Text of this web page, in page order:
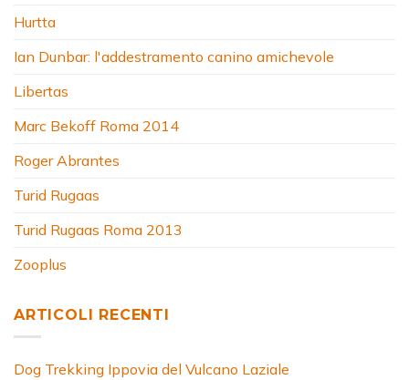
Hurtta
Ian Dunbar: l'addestramento canino amichevole
Libertas
Marc Bekoff Roma 2014
Roger Abrantes
Turid Rugaas
Turid Rugaas Roma 2013
Zooplus
ARTICOLI RECENTI
Dog Trekking Ippovia del Vulcano Laziale